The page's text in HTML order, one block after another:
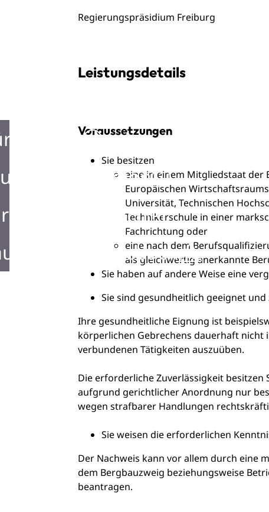
Information
in Mosbach
in Mosbach
Regierungspräsidium Freiburg
Leistungsdetails
Voraussetzungen
Sie besitzen
eine in einem Mitgliedstaat der
Europäischen
Universität, Technischen
Technikerschule in einer
Fachrichtung oder
eine nach dem
als gleichwertig anerkannte
Sie haben auf andere Weise eine
Sie sind gesundheitlich geeignet und
Ihre gesundheitliche Eignung ist
körperlichen Gebrechens dauerhaft nicht
verbundenen Tätigkeiten auszuüben.
Die erforderliche Zuverlässigkeit besitzen
aufgrund gerichtlicher Anordnung nur
wegen strafbarer Handlungen
Sie weisen die erforderlichen
Der Nachweis kann vor allem durch eine
dem Bergbauzweig beziehungsweise
beantragen.